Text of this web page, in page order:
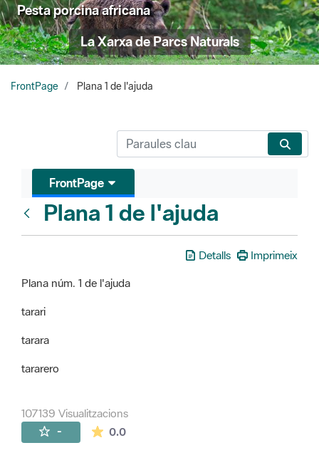
Pesta porcina africana
La Xarxa de Parcs Naturals
FrontPage Plana 1 de l'ajuda
FrontPage
Plana 1 de l'ajuda
Detalls
Imprimeix
Plana núm. 1 de l'ajuda
tarari
tarara
tararero
107139 Visualitzacions
- 0.0La mitjana de les valoracions és de 0